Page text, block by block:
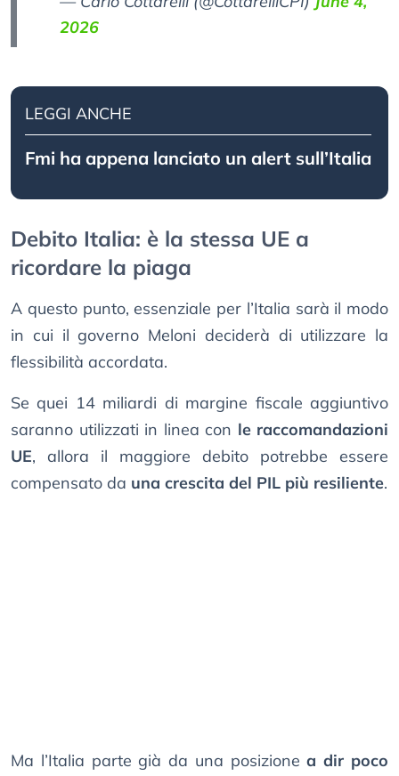
2026
LEGGI ANCHE
Fmi ha appena lanciato un alert sull’Italia
Debito Italia: è la stessa UE a
ricordare la piaga
A questo punto, essenziale per l’Italia sarà il modo
in cui il governo Meloni deciderà di utilizzare la
flessibilità accordata.
Se quei 14 miliardi di margine fiscale aggiuntivo
saranno utilizzati in linea con le raccomandazioni
UE, allora il maggiore debito potrebbe essere
compensato da una crescita del PIL più resiliente.
Ma l’Italia parte già da una posizionea dir poco